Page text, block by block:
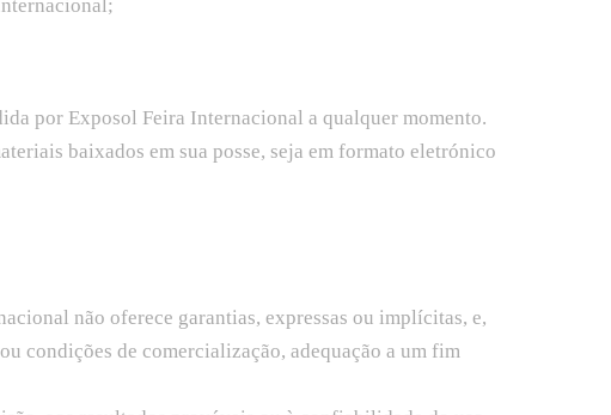
por Exposol Feira Internacional a qualquer momento.
baixados em sua posse, seja em formato eletrónico
não oferece garantias, expressas ou implícitas, e,
condições de comercialização, adequação a um fim